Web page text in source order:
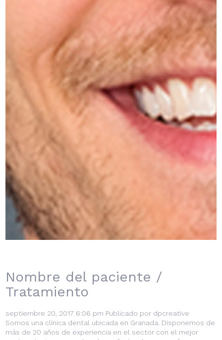
Nombre del paciente /
Tratamiento
septiembre 20, 2017 6:06 pm Publicado por dpcreative
Somos una clínica dental ubicada en Granada. Disponemos de
más de 20 años de experiencia en el sector con el mejor